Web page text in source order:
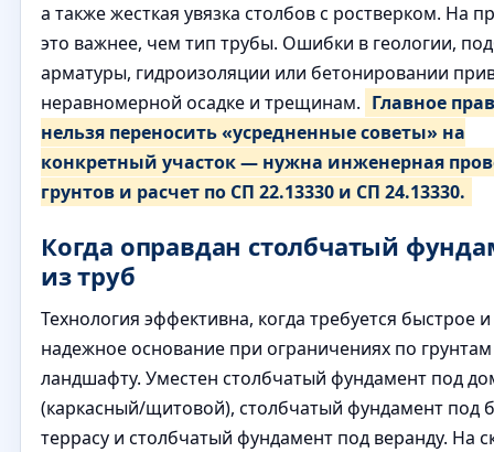
а также жесткая увязка столбов с ростверком. На
это важнее, чем тип трубы. Ошибки в геологии,
арматуры, гидроизоляции или бетонировании
неравномерной осадке и трещинам. Главное
нельзя переносить «усредненные советы» на
конкретный участок — нужна инженерная
грунтов и расчет по СП 22.13330 и СП 24.13330.
Когда оправдан столбчатый
из труб
Технология эффективна, когда требуется быстрое и
надежное основание при ограничениях по
ландшафту. Уместен столбчатый фундамент под
(каркасный/щитовой), столбчатый фундамент под
террасу и столбчатый фундамент под веранду. На